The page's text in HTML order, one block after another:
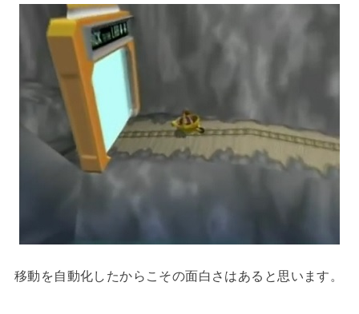
移動を自動化したからこその面白さはあると思います。